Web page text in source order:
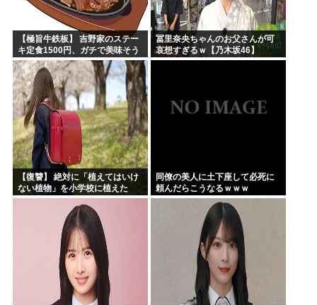
【極旨牛鉄板】 吉野家のステー
キ定食1500円、ガチで美味そう
ｗｗｗ
冨里奈央ちゃんのお父さんが可
哀想すぎるｗ【乃木坂46】
【復讐】 絶対に「植えてはいけ
ない植物」を小学校に植えた
→20年経って見に行くと…
「！？」衝撃の光景が・・・
同僚の美人に土下座して必死に
頼んだらこうなるｗｗｗ